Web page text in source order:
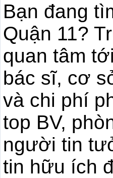
Bạn đang
Quận 11?
quan tâm
bác sĩ, cơ
và chi phí
top BV,
người tin
tin hữu ích